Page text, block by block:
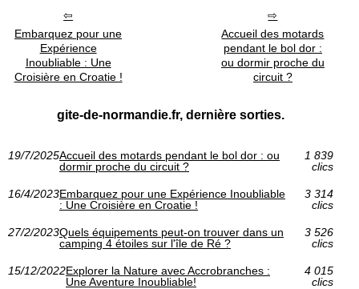
Embarquez pour une
Expérience
Inoubliable : Une
Croisière en Croatie !
Accueil des motards
pendant le bol dor :
ou dormir proche du
circuit ?
gite-de-normandie.fr, dernière sorties.
19/7/2025Accueil des motards pendant le bol dor : ou
dormir proche du circuit ?
1 839
clics
16/4/2023Embarquez pour une Expérience Inoubliable
: Une Croisière en Croatie !
3 314
clics
27/2/2023Quels équipements peut-on trouver dans un
camping 4 étoiles sur l'île de Ré ?
3 526
clics
15/12/2022Explorer la Nature avec Accrobranches :
Une Aventure Inoubliable!
4 015
clics